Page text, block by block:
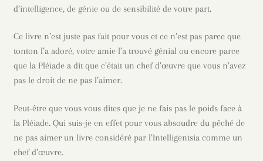
d’intelligence, de génie ou de sensibilité de votre part.
Ce livre n’est juste pas fait pour vous et ce n’est pas parce que
tonton l’a adoré, votre amie l’a trouvé génial ou encore parce
que la Pléiade a dit que c’était un chef d’œuvre que vous n’avez
pas le droit de ne pas l’aimer.
Peut-être que vous vous dites que je ne fais pas le poids face à
la Pléiade. Qui suis-je en effet pour vous absoudre du pêché de
ne pas aimer un livre considéré par l’Intelligentsia comme un
chef d’œuvre.